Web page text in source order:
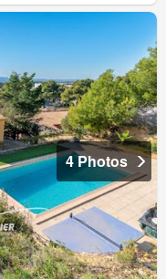
4 Photos